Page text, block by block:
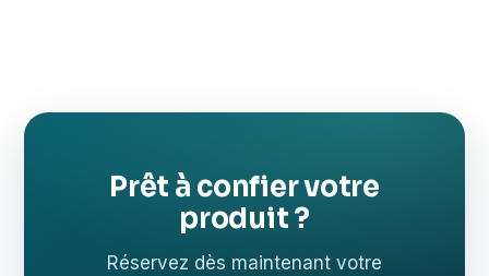
Prêt à confier votre
produit ?
Réservez dès maintenant votre